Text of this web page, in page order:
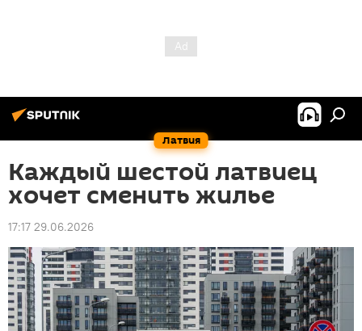
Латвия
Каждый шестой латвиец
хочет сменить жилье
17:17 29.06.2026